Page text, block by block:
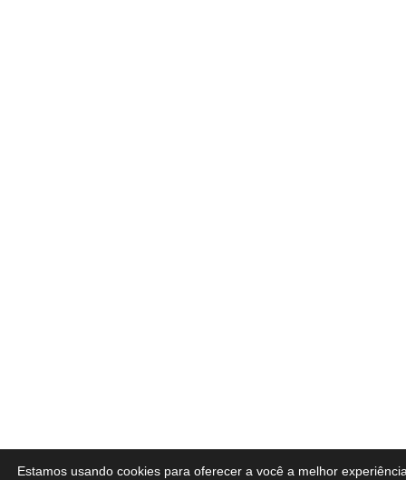
Estamos usando cookies para oferecer a você a melhor